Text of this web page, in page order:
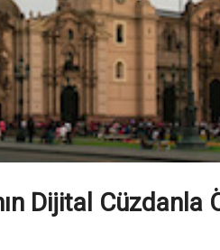
Dijital Cüzdanla